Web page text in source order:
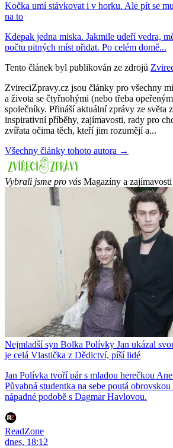
Kočka umí stávkovat i v horku. Ale pít se
na to
Kdepak jedna miska. Jakmile udeří vedra,
počtu pitných míst přidat. Po celém domě...
Tento článek byl publikován ze zdrojů
ZvireciZpravy.cz jsou články pro všechny
a života se čtyřnohými (nebo třeba
společníky. Přináší aktuální zprávy ze světa
inspirativní příběhy, zajímavosti, rady pro
zvířata očima těch, kteří jim rozumějí a...
Všechny články tohoto autora →
Vybrali jsme pro vás Magazíny a zajímavosti
Nejmladší syn Bolka Polívky Jan ukázal
je celá Vlastička z Dědictví, píší lidé
Jan Polívka tvoří pár s mladou herečkou
Půvabná studentka na sebe poutá
nápadné podobě s Dagmar Havlovou.
ReadZone
dnes, 18:12